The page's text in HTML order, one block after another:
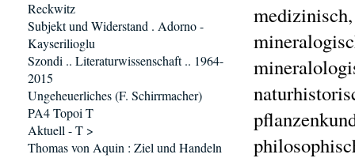
medizinisch,
Reckwitz
Subjekt und Widerstand . Adorno -
Kayserilioglu
Szondi .. Literaturwissenschaft .. 1964-
2015
Ungeheuerliches (F. Schirrmacher)
PA4 Topoi T
Aktuell - T >
Thomas von Aquin : Ziel und Handeln